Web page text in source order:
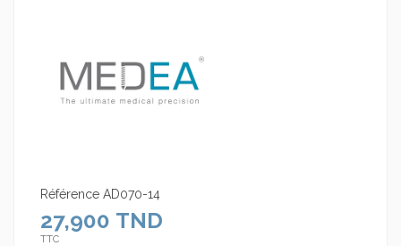
Référence AD070-14
27,900 TND
TTC